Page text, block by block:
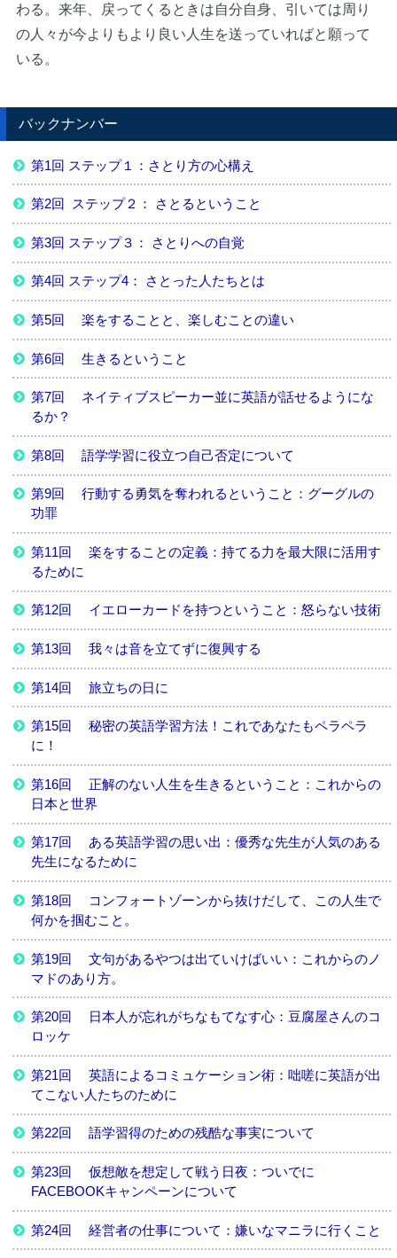
わる。来年、戻ってくるときは自分自身、引いては周り
の人々が今よりもより良い人生を送っていればと願って
いる。
バックナンバー
第1回 ステップ１：さとり方の心構え
第2回 ステップ２： さとるということ
第3回 ステップ３： さとりへの自覚
第4回 ステップ4： さとった人たちとは
第5回 楽をすることと、楽しむことの違い
第6回 生きるということ
第7回 ネイティブスピーカー並に英語が話せるようにな
るか？
第8回 語学学習に役立つ自己否定について
第9回 行動する勇気を奪われるということ：グーグルの
功罪
第11回 楽をすることの定義：持てる力を最大限に活用す
るために
第12回 イエローカードを持つということ：怒らない技術
第13回 我々は音を立てずに復興する
第14回 旅立ちの日に
第15回 秘密の英語学習方法！これであなたもペラペラ
に！
第16回 正解のない人生を生きるということ：これからの
日本と世界
第17回 ある英語学習の思い出：優秀な先生が人気のある
先生になるために
第18回 コンフォートゾーンから抜けだして、この人生で
何かを掴むこと。
第19回 文句があるやつは出ていけばいい：これからのノ
マドのあり方。
第20回 日本人が忘れがちなもてなす心：豆腐屋さんのコ
ロッケ
第21回 英語によるコミュケーション術：咄嗟に英語が出
てこない人たちのために
第22回 語学習得のための残酷な事実について
第23回 仮想敵を想定して戦う日夜：ついでに
FACEBOOKキャンペーンについて
第24回 経営者の仕事について：嫌いなマニラに行くこと